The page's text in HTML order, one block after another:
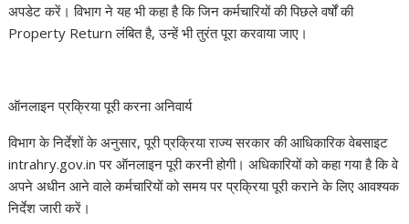
अपडेट करें। विभाग ने यह भी कहा है कि जिन कर्मचारियों की पिछले वर्षों की
Property Return लंबित है, उन्हें भी तुरंत पूरा करवाया जाए।
ऑनलाइन प्रक्रिया पूरी करना अनिवार्य
विभाग के निर्देशों के अनुसार, पूरी प्रक्रिया राज्य सरकार की आधिकारिक वेबसाइट
intrahry.gov.in पर ऑनलाइन पूरी करनी होगी। अधिकारियों को कहा गया है कि वे
अपने अधीन आने वाले कर्मचारियों को समय पर प्रक्रिया पूरी कराने के लिए आवश्यक
निर्देश जारी करें।